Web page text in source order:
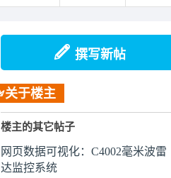
撰写新帖
关于楼主
楼主的其它帖子
网页数据可视化：C4002毫米波雷
达监控系统